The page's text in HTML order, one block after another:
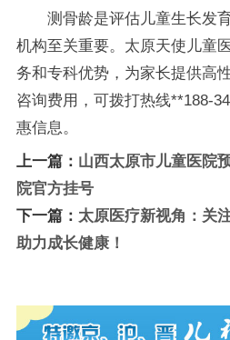
测骨龄是评估儿童生长发
机构至关重要。太原天使儿童
务和专科优势，为家长提供高
咨询费用，可拨打热线**188-
惠信息。
上一篇： 山西太原市儿童医院
院官方挂号
下一篇： 太原医疗新视角：关
助力成长健康！